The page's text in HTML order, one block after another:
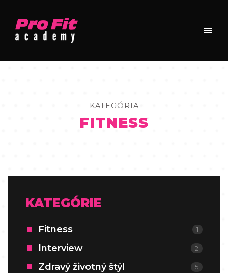
KATEGÓRIA
FITNESS
KATEGÓRIE
Fitness 1
Interview 2
Zdravý životný štýl 5